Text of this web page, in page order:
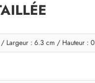
Largeur : 6.3 cm / Hauteur :